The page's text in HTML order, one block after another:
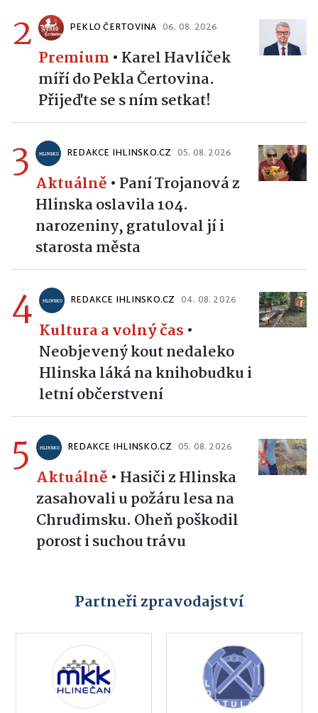
2 PEKLO ČERTOVINA 06. 08. 2026
Premium • Karel Havlíček
míří do Pekla Čertovina.
Přijeďte se s ním setkat!
3 REDAKCE IHLINSKO.CZ 05. 08. 2026
Aktuálně • Paní Trojanová z
Hlinska oslavila 104.
narozeniny, gratuloval jí i
starosta města
4 REDAKCE IHLINSKO.CZ 04. 08. 2026
Kultura a volný čas •
Neobjevený kout nedaleko
Hlinska láká na knihobudku i
letní občerstvení
5 REDAKCE IHLINSKO.CZ 05. 08. 2026
Aktuálně • Hasiči z Hlinska
zasahovali u požáru lesa na
Chrudimsku. Oheň poškodil
porost i suchou trávu
Partneři zpravodajství